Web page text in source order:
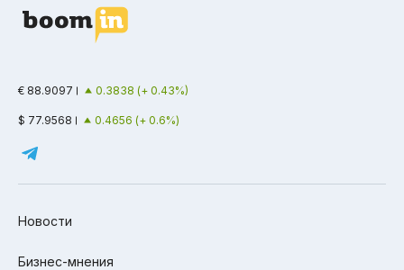
€ 88.9097 0.3838 (+ 0.43%)
$ 77.9568 0.4656 (+ 0.6%)
Новости
Бизнес-мнения